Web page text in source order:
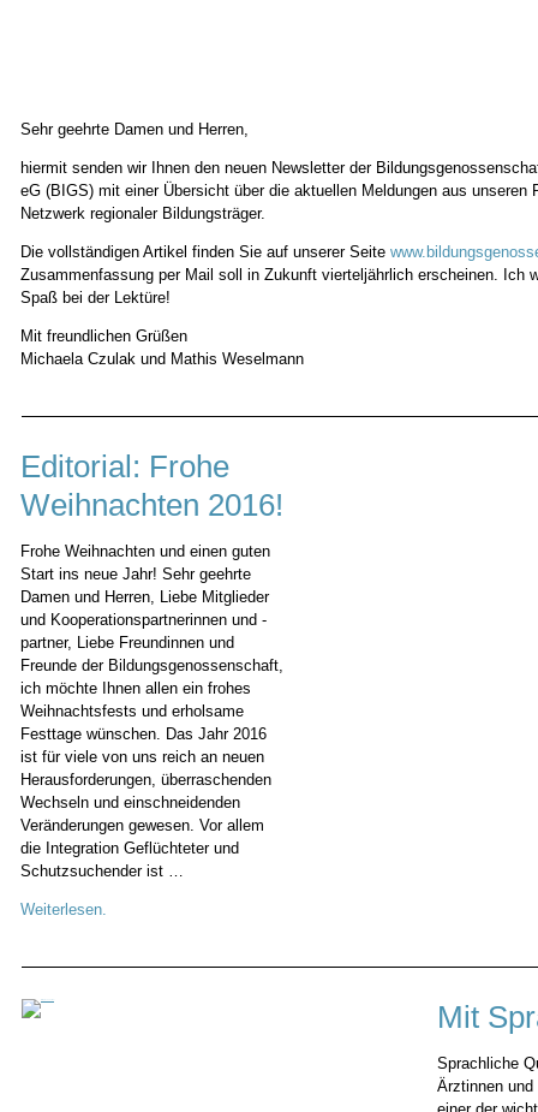
Sehr geehrte Damen und Herren,
hiermit senden wir Ihnen den neuen Newsletter der
eG (BIGS) mit einer Übersicht über die aktuellen Meldungen aus unseren
Netzwerk regionaler Bildungsträger.
Die vollständigen Artikel finden Sie auf unserer Seite
Zusammenfassung per Mail soll in Zukunft vierteljährlich erscheinen. Ich
Spaß bei der Lektüre!
Mit freundlichen Grüßen
Michaela Czulak und Mathis Weselmann
Editorial: Frohe
Weihnachten 2016!
Frohe Weihnachten und einen guten
Start ins neue Jahr! Sehr geehrte
Damen und Herren, Liebe Mitglieder
und Kooperationspartnerinnen und -
partner, Liebe Freundinnen und
Freunde der Bildungsgenossenschaft,
ich möchte Ihnen allen ein frohes
Weihnachtsfests und erholsame
Festtage wünschen. Das Jahr 2016
ist für viele von uns reich an neuen
Herausforderungen, überraschenden
Wechseln und einschneidenden
Veränderungen gewesen. Vor allem
die Integration Geflüchteter und
Schutzsuchender ist …
Weiterlesen.
Mit
Sprachliche
Ärztinnen